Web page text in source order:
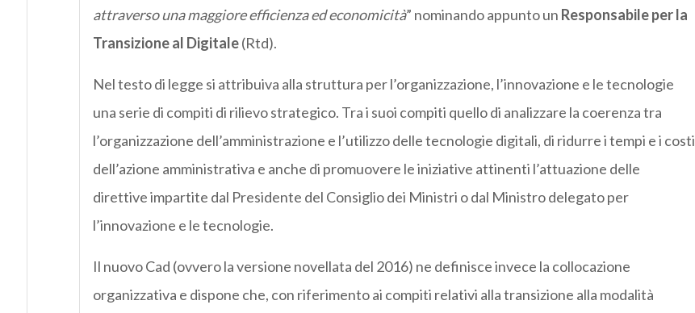
attraverso una maggiore efficienza ed economicità” nominando appunto un Responsabile per la
Transizione al Digitale(Rtd).
Nel testo di legge si attribuiva alla struttura per l’organizzazione, l’innovazione e le tecnologie
una serie di compiti di rilievo strategico. Tra i suoi compiti quello di analizzare la coerenza tra
l’organizzazione dell’amministrazione e l’utilizzo delle tecnologie digitali, di ridurre i tempi e i costi
dell’azione amministrativa e anche di promuovere le iniziative attinenti l’attuazione delle
direttive impartite dal Presidente del Consiglio dei Ministri o dal Ministro delegato per
l’innovazione e le tecnologie.
Il nuovo Cad (ovvero la versione novellata del 2016) ne definisce invece la collocazione
organizzativa e dispone che, con riferimento ai compiti relativi alla transizione alla modalità